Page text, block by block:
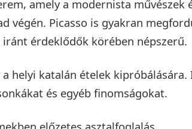
amely a modernista művészek
végén. Picasso is gyakran
érdeklődők körében népszerű.
helyi katalán ételek
és egyéb finomságokat.